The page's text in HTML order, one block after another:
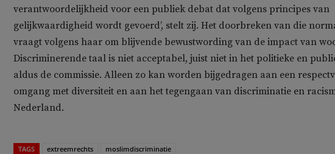
verantwoordelijkheid voor een publiek debat dat volgens principes van
gelijkwaardigheid wordt gevoerd’, stelt zij. Het doorbreken van die
vraagt volgens haar om blijvende bewustwording van de impact van
Discriminerende taal is niet acceptabel, juist niet in het politieke en
aldus de commissie. Alleen zo kan worden bijgedragen aan een
omgang met diversiteit en aan het tegengaan van discriminatie en
Nederland.
TAGS extreemrechts moslimdiscriminatie